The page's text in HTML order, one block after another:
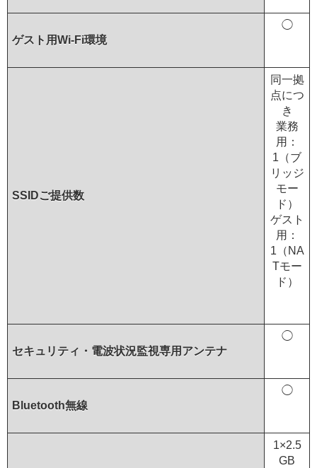
ゲスト用Wi-Fi環境
◯
SSIDご提供数
同一拠
点につ
き
業務
用：
1（ブ
リッジ
モー
ド）
ゲスト
用：
1（NA
Tモー
ド）
セキュリティ・電波状況監視専用アンテナ
◯
Bluetooth無線
◯
1×2.5
GB